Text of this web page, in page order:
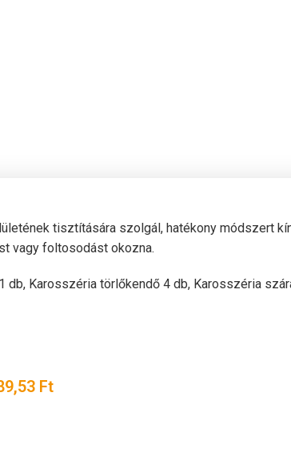
tisztítására szolgál, hatékony módszert
vagy foltosodást okozna.
Karosszéria törlőkendő 4 db, Karosszéria
Ft